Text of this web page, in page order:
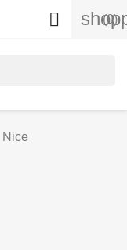
(0)

Nice